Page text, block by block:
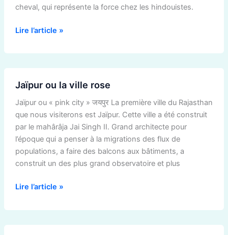
cheval, qui représente la force chez les hindouistes.
Lire l’article »
Jaïpur ou la ville rose
Jaïpur ou « pink city » जयपुर La première ville du Rajasthan
que nous visiterons est Jaïpur. Cette ville a été construit
par le mahârâja Jai Singh II. Grand architecte pour
l’époque qui a penser à la migrations des flux de
populations, a faire des balcons aux bâtiments, a
construit un des plus grand observatoire et plus
ou
la
rose
Lire l’article »